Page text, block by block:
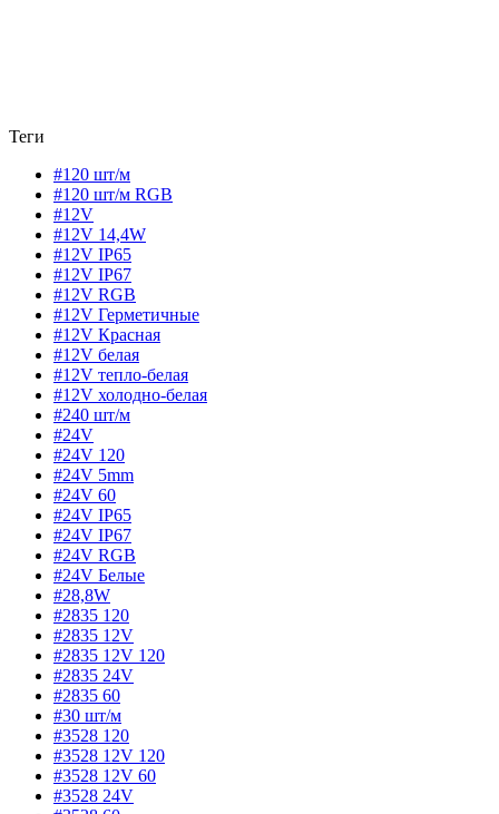
Теги
#120 шт/м
#120 шт/м RGB
#12V
#12V 14,4W
#12V IP65
#12V IP67
#12V RGB
#12V Герметичные
#12V Красная
#12V белая
#12V тепло-белая
#12V холодно-белая
#240 шт/м
#24V
#24V 120
#24V 5mm
#24V 60
#24V IP65
#24V IP67
#24V RGB
#24V Белые
#28,8W
#2835 120
#2835 12V
#2835 12V 120
#2835 24V
#2835 60
#30 шт/м
#3528 120
#3528 12V 120
#3528 12V 60
#3528 24V